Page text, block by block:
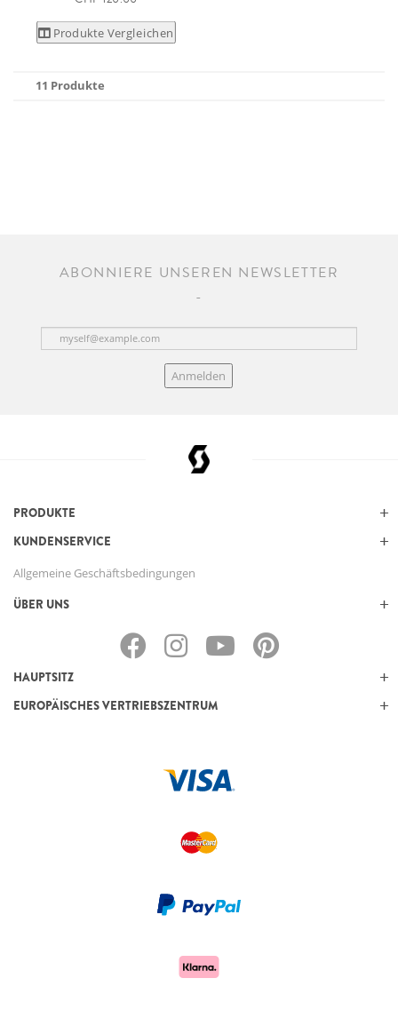
Produkte Vergleichen
11 Produkte
ABONNIERE UNSEREN NEWSLETTER
Anmelden
PRODUKTE
KUNDENSERVICE
Allgemeine Geschäftsbedingungen
ÜBER UNS
HAUPTSITZ
EUROPÄISCHES VERTRIEBSZENTRUM